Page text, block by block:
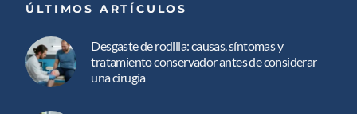
ÚLTIMOS ARTÍCULOS
Desgaste de rodilla: causas, síntomas y
tratamiento conservador antes de considerar
una cirugía